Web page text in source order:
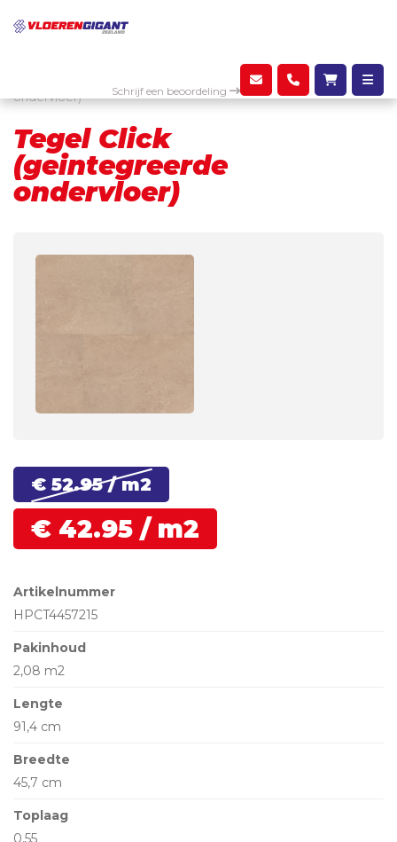
Schrijf een beoordeling
Tegel Click (geintegreerde
ondervloer)
Tegel Click
(geintegreerde
ondervloer)
€ 52.95/ m2
€ 42.95 / m2
Artikelnummer
HPCT4457215
Pakinhoud
2,08 m2
Lengte
91,4 cm
Breedte
45,7 cm
Toplaag
0,55